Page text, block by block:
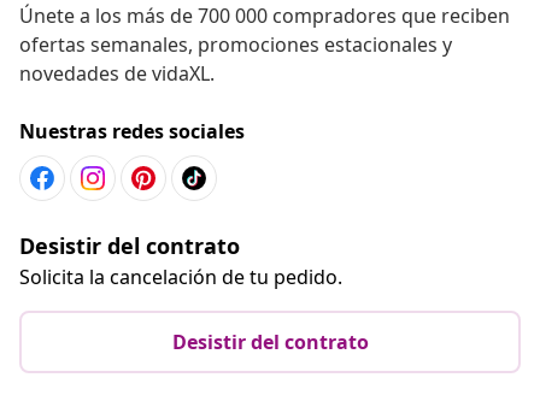
Únete a los más de 700 000 compradores que reciben
ofertas semanales, promociones estacionales y
novedades de vidaXL.
Nuestras redes sociales
Desistir del contrato
Solicita la cancelación de tu pedido.
Desistir del contrato